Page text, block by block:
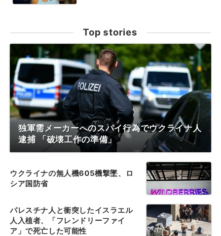
Top stories
独軍需メーカーへのスパイ行為でウクライナ人
逮捕 「破壊工作の準備」
ウクライナの無人機605機撃墜、ロ
シア国防省
パレスチナ人と衝突したイスラエル
人入植者、「フレンドリーファイ
ア」で死亡した可能性